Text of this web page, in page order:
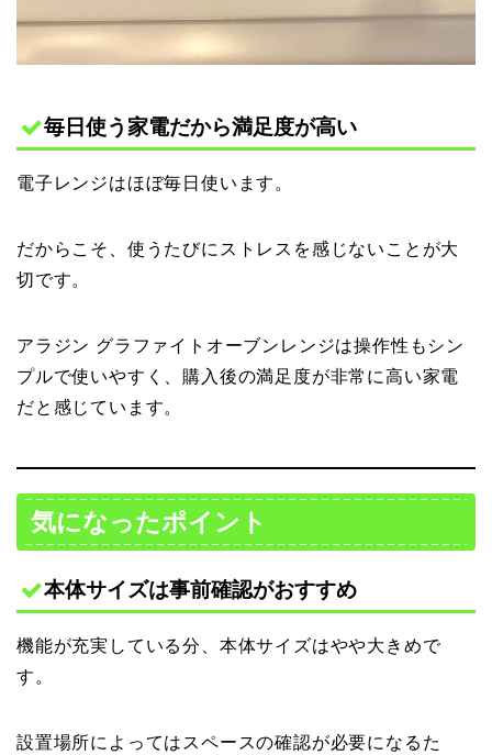
毎日使う家電だから満足度が高い
電子レンジはほぼ毎日使います。
だからこそ、使うたびにストレスを感じないことが大
切です。
アラジン グラファイトオーブンレンジは操作性もシン
プルで使いやすく、購入後の満足度が非常に高い家電
だと感じています。
気になったポイント
本体サイズは事前確認がおすすめ
機能が充実している分、本体サイズはやや大きめで
す。
設置場所によってはスペースの確認が必要になるた